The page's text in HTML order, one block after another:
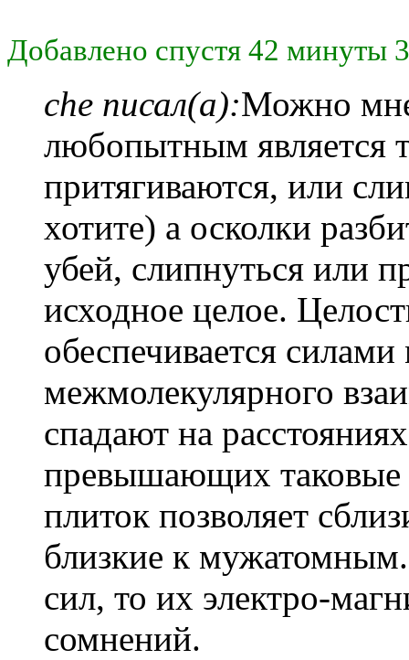
Добавлено спустя 42 минуты
che писал(а):Можно
любопытным является
притягиваются, или
хотите) а осколки
убей, слипнуться или
исходное целое.
обеспечивается
межмолекулярного
спадают на
превышающих таковые
плиток позволяет
близкие к
сил, то их электро-
сомнений.